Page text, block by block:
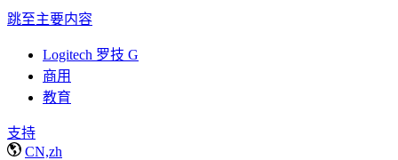
跳至主要内容
Logitech 罗技 G
商用
教育
支持
CN,zh